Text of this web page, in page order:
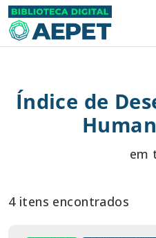
Índice de
em
4 itens encontrados